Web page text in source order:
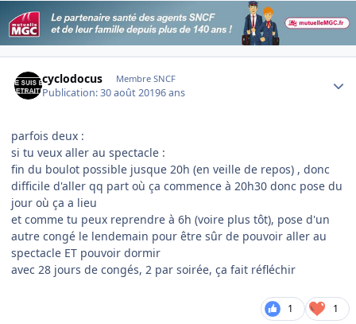
cyclodocus Membre SNCF
Publication:30 août 20196 ans
parfois deux :
si tu veux aller au spectacle :
fin du boulot possible jusque 20h (en veille de repos) , donc
difficile d'aller qq part où ça commence à 20h30 donc pose du
jour où ça a lieu
et comme tu peux reprendre à 6h (voire plus tôt), pose d'un
autre congé le lendemain pour être sûr de pouvoir aller au
spectacle ET pouvoir dormir
avec 28 jours de congés, 2 par soirée, ça fait réfléchir
1 1